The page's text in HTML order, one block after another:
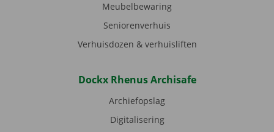
Meubelbewaring
Seniorenverhuis
Verhuisdozen & verhuisliften
Dockx Rhenus Archisafe
Archiefopslag
Digitalisering